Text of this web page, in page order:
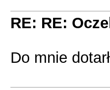
RE: RE:
Do mnie